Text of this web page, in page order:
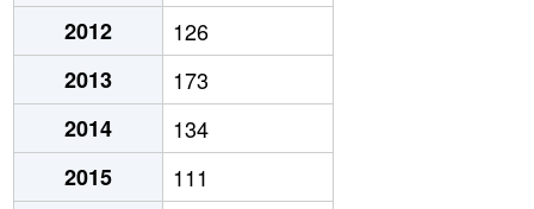
2012
126
2013
173
2014
134
2015
111